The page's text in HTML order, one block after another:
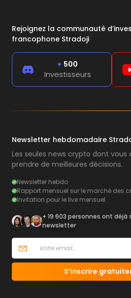
Rejoignez la communauté
francophone Stradoji
+ 500
Investisseurs
Newsletter hebdomadaire
Les seules news crypto dont vous
prendre de meilleures décisions.
Newsletter hebdo
Rapport mensuel sur le marché des
Invitation pour le live mensuel
+ 19 603 personnes ont
newsletter
S’inscrire